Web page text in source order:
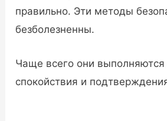
правильно. Эти методы
безболезненны.
Чаще всего они выполняются
спокойствия и